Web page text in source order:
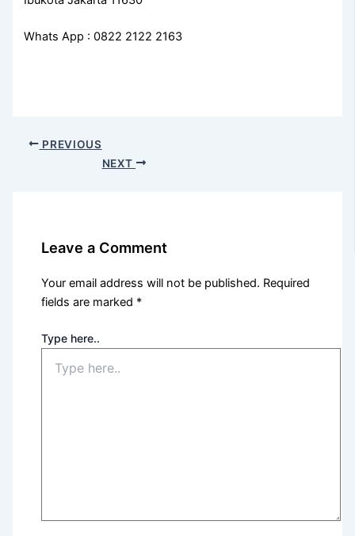
Whats App : 0822 2122 2163
PREVIOUS
NEXT
Leave a Comment
Your email address will not be published. Required
fields are marked *
Type here..